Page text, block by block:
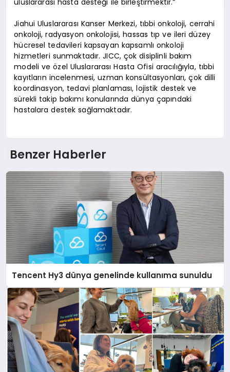
uluslararası hasta desteği ile birleştirmektir.”
Jiahui Uluslararası Kanser Merkezi, tıbbi onkoloji, cerrahi
onkoloji, radyasyon onkolojisi, hassas tıp ve ileri düzey
hücresel tedavileri kapsayan kapsamlı onkoloji
hizmetleri sunmaktadır. JICC, çok disiplinli bakım
modeli ve özel Uluslararası Hasta Ofisi aracılığıyla, tıbbi
kayıtların incelenmesi, uzman konsültasyonları, çok dilli
koordinasyon, tedavi planlaması, lojistik destek ve
sürekli takip bakımı konularında dünya çapındaki
hastalara destek sağlamaktadır.
Benzer Haberler
Tencent Hy3 dünya genelinde kullanıma sunuldu